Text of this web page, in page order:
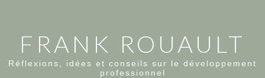
FRANK ROUAULT
Réflexions, idées et conseils sur le développement
professionnel